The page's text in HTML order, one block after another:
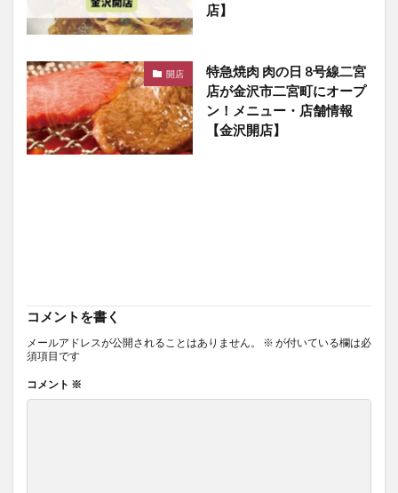
店】
開店
特急焼肉 肉の日 8号線二宮
店が金沢市二宮町にオープ
ン！メニュー・店舗情報
【金沢開店】
コメントを書く
メールアドレスが公開されることはありません。 ※ が付いている欄は必
須項目です
コメント ※